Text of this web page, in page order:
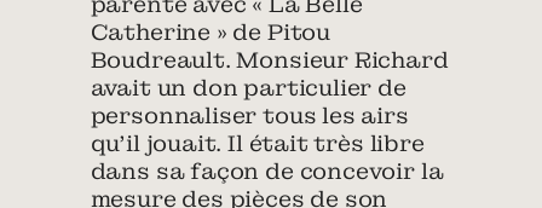
Catherine » de Pitou
Boudreault. Monsieur Richard
avait un don particulier de
personnaliser tous les airs
qu’il jouait. Il était très libre
dans sa façon de concevoir la
mesure des pièces de son